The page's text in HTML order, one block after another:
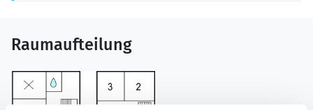
Raumaufteilung